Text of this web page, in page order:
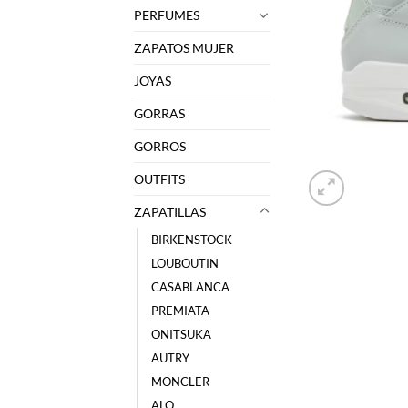
PERFUMES
ZAPATOS MUJER
JOYAS
GORRAS
GORROS
OUTFITS
ZAPATILLAS
BIRKENSTOCK
LOUBOUTIN
CASABLANCA
PREMIATA
ONITSUKA
AUTRY
MONCLER
ALO